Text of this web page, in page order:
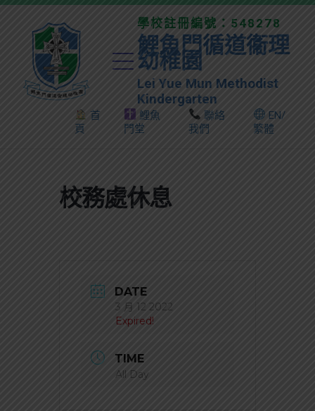
學校註冊編號：548278
鯉魚門循道衞理
幼稚園
Lei Yue Mun Methodist
Kindergarten
首
頁
鯉魚
門堂
聯絡
我們
EN/
繁體
校務處休息
DATE
3 月 12 2022
Expired!
TIME
All Day